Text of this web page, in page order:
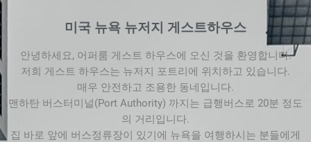
미국 뉴욕 뉴저지 게스트하우스
안녕하세요, 어퍼룸 게스트 하우스에 오신 것을 환영합니다.
저희 게스트 하우스는 뉴저지 포트리에 위치하고 있습니다.
매우 안전하고 조용한 동네입니다.
맨하탄 버스터미널(Port Authority) 까지는 급행버스로 20분 정도
의 거리입니다.
집 바로 앞에 버스정류장이 있기에 뉴욕을 여행하시는 분들에게